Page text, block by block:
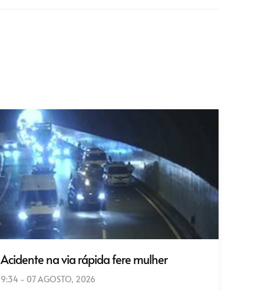
Acidente na via rápida fere mulher
9:34 - 07 AGOSTO, 2026